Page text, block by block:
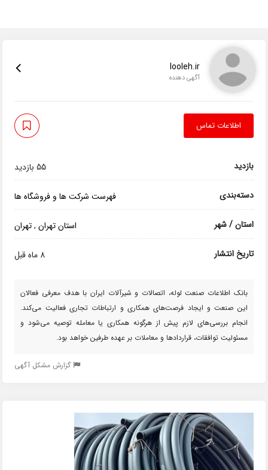
looleh.ir
آگهی دهنده
اطلاعات تماس
بازدید 55 بازدید
دسته‌بندی فهرست شرکت ها و فروشگاه ها
استان / شهر استان تهران,تهران
تاریخ انتشار 8 ماه قبل
بانک اطلاعات صنعت لوله، اتصالات و شیرآلات ایران با هدف معرفی فعالان
این صنعت و ایجاد فرصت‌های همکاری و ارتباطات تجاری فعالیت می‌کند.
انجام بررسی‌های لازم پیش از هرگونه همکاری یا معامله توصیه می‌شود و
مسئولیت توافقات، قراردادها و معاملات بر عهده طرفین خواهد بود.
گزارش مشکل آگهی